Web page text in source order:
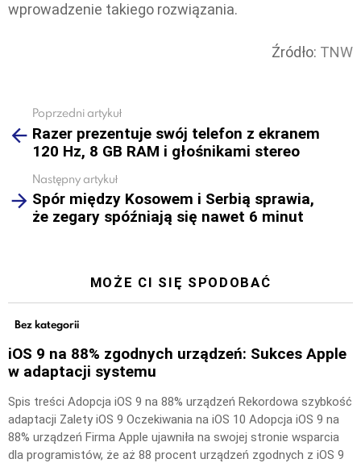
wprowadzenie takiego rozwiązania.
Źródło: TNW
more
Poprzedni artykuł
Razer prezentuje swój telefon z ekranem
120 Hz, 8 GB RAM i głośnikami stereo
Następny artykuł
Spór między Kosowem i Serbią sprawia,
że zegary spóźniają się nawet 6 minut
MOŻE CI SIĘ SPODOBAĆ
Bez kategorii
iOS 9 na 88% zgodnych urządzeń: Sukces Apple
w adaptacji systemu
Spis treści Adopcja iOS 9 na 88% urządzeń Rekordowa szybkość
adaptacji Zalety iOS 9 Oczekiwania na iOS 10 Adopcja iOS 9 na
88% urządzeń Firma Apple ujawniła na swojej stronie wsparcia
dla programistów, że aż 88 procent urządzeń zgodnych z iOS 9